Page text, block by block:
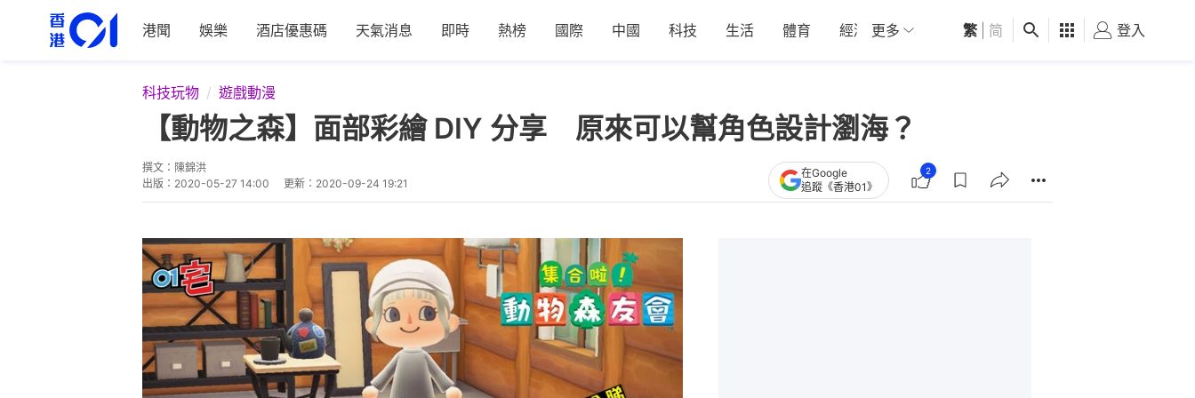
港聞 娛樂 酒店優惠碼 天氣消息 即時 熱榜 國際 中國 科技 生活 體育 經濟 01深圳 觀點 健康 好食玩飛
更多 繁 简 登入
科技玩物 遊戲動漫
【動物之森】面部彩繪 DIY 分享 原來可以幫角色設計瀏海？
撰文： 陳錦洪
出版： 2020-05-27 14:00 更新： 2020-09-24 19:21
在Google
追蹤《香港01》
2